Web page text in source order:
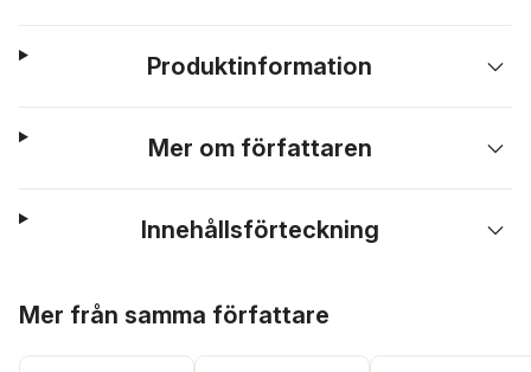
Produktinformation
Mer om författaren
Innehållsförteckning
Mer från samma författare